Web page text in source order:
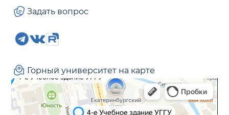
Задать вопрос
Горный университет на карте